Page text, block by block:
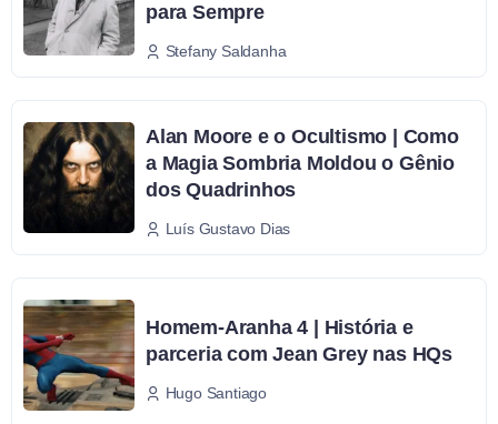
para Sempre
Stefany Saldanha
Alan Moore e o Ocultismo | Como
a Magia Sombria Moldou o Gênio
dos Quadrinhos
Luís Gustavo Dias
Homem-Aranha 4 | História e
parceria com Jean Grey nas HQs
Hugo Santiago